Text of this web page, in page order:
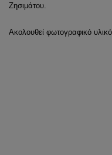
Ζησιμάτου.
Ακολουθεί φωτογραφικό υλικό.